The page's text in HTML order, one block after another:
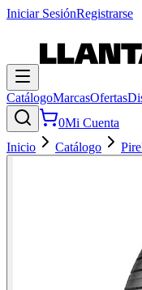
Iniciar SesiónRegistrarse
CatálogoMarcasOfertas
0Mi Cuenta
Inicio
Catálogo